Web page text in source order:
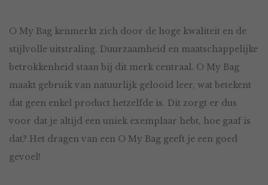
O My Bag kenmerkt zich door de hoge kwaliteit en de
stijlvolle uitstraling. Duurzaamheid en maatschappelijke
betrokkenheid staan bij dit merk centraal. O My Bag
maakt gebruik van natuurlijk gelooid leer, wat betekent
dat geen enkel product hetzelfde is. Dit zorgt er dus
voor dat je altijd een uniek exemplaar hebt, hoe gaaf is
dat? Het dragen van een O My Bag geeft je een goed
gevoel!